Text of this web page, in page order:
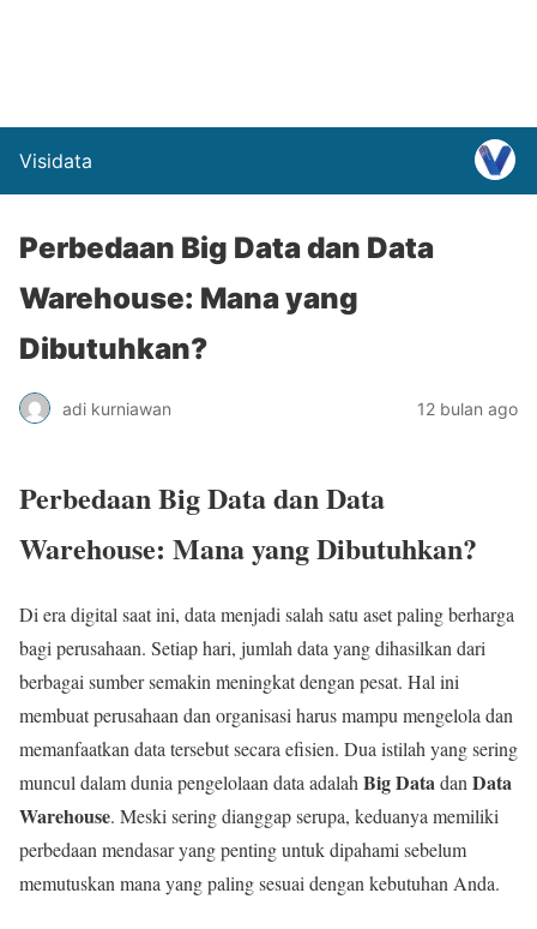
Visidata
Perbedaan Big Data dan Data
Warehouse: Mana yang
Dibutuhkan?
adi kurniawan 12 bulan ago
Perbedaan Big Data dan Data
Warehouse: Mana yang Dibutuhkan?
Di era digital saat ini, data menjadi salah satu aset paling berharga
bagi perusahaan. Setiap hari, jumlah data yang dihasilkan dari
berbagai sumber semakin meningkat dengan pesat. Hal ini
membuat perusahaan dan organisasi harus mampu mengelola dan
memanfaatkan data tersebut secara efisien. Dua istilah yang sering
muncul dalam dunia pengelolaan data adalah Big Datadan Data
Warehouse. Meski sering dianggap serupa, keduanya memiliki
perbedaan mendasar yang penting untuk dipahami sebelum
memutuskan mana yang paling sesuai dengan kebutuhan Anda.